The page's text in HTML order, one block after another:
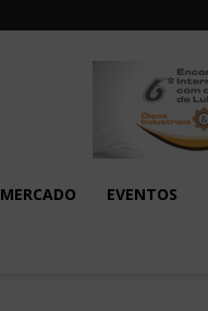
MERCADO EVENTOS